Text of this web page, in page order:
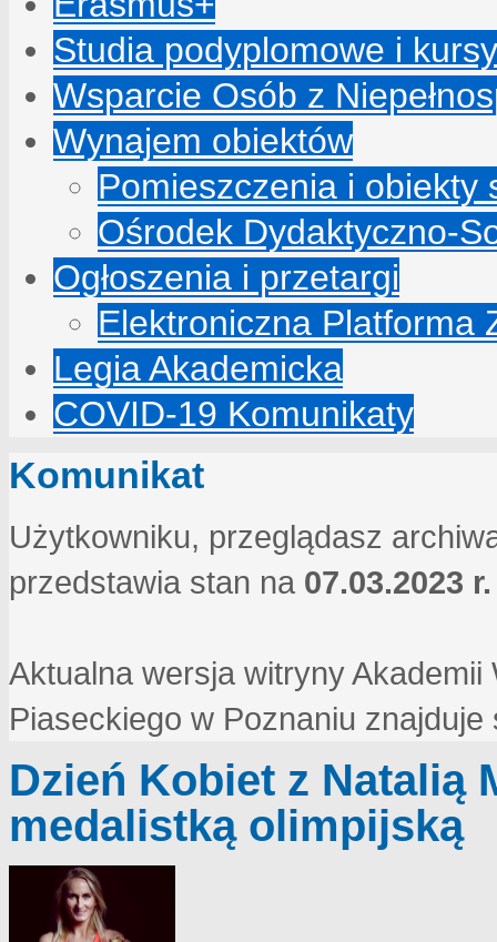
Studia podyplomowe i kursy
Wsparcie Osób z
Wynajem obiektów
Pomieszczenia i obiekty
Ośrodek Dydaktyczno-
Ogłoszenia i przetargi
Elektroniczna Platforma
Legia Akademicka
COVID-19 Komunikaty
Komunikat
Użytkowniku, przeglądasz
przedstawia stan na 07.03.2023 r.
Aktualna wersja witryny
Piaseckiego w Poznaniu
Dzień Kobiet z Natalią
medalistką olimpijską